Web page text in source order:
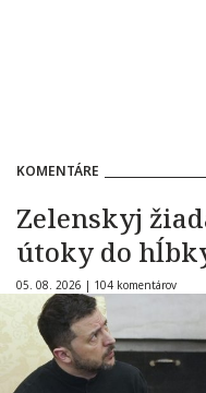
KOMENTÁRE
Zelenskyj
útoky do
05. 08. 2026 | 104 komentárov